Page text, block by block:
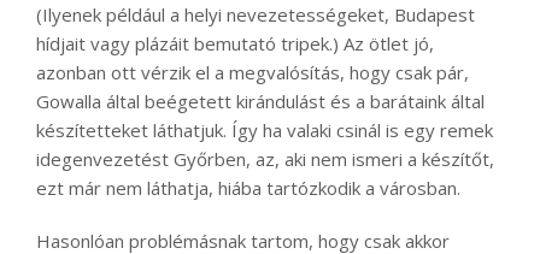
(Ilyenek például a helyi nevezetességeket, Budapest
hídjait vagy plázáit bemutató tripek.) Az ötlet jó,
azonban ott vérzik el a megvalósítás, hogy csak pár,
Gowalla által beégetett kirándulást és a barátaink által
készítetteket láthatjuk. Így ha valaki csinál is egy remek
idegenvezetést Győrben, az, aki nem ismeri a készítőt,
ezt már nem láthatja, hiába tartózkodik a városban.
Hasonlóan problémásnak tartom, hogy csak akkor